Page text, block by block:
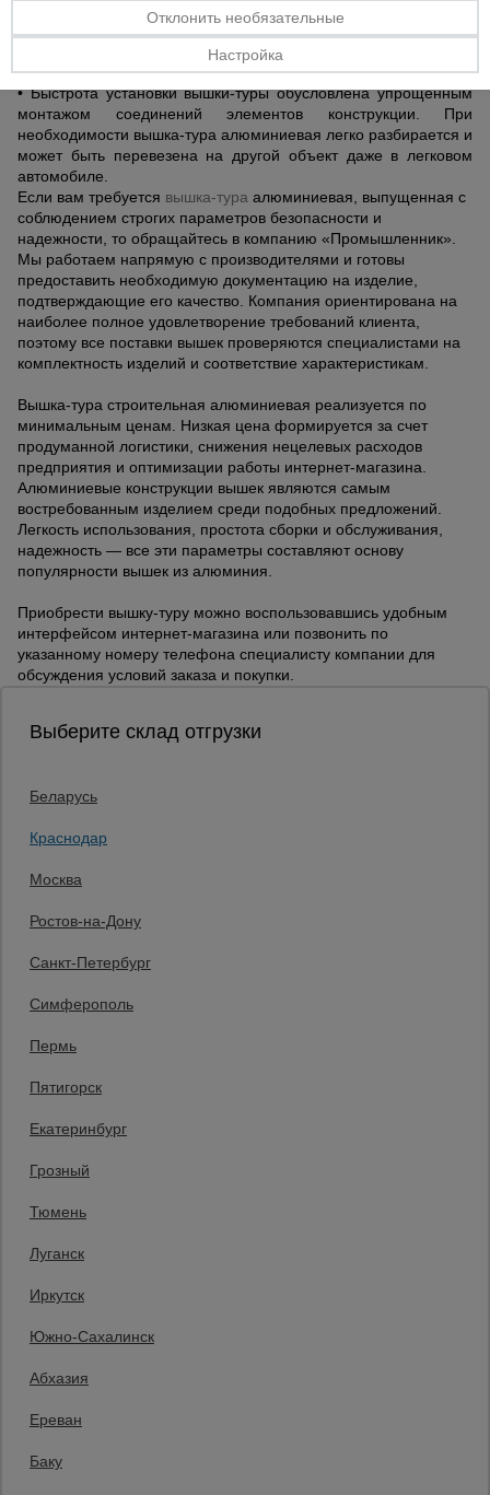
отсутствие опасных для рабочих колебаний конструкции.
Обширная платформа позволяет складировать необходимый
в работе инструмент и материалы. При этом устойчивость
конструкции сохраняется на высоком прежнем уровне;
• Быстрота установки вышки-туры обусловлена упрощенным
монтажом соединений элементов конструкции. При
необходимости вышка-тура алюминиевая легко разбирается и
может быть перевезена на другой объект даже в легковом
автомобиле.
Если вам требуется вышка-тура алюминиевая, выпущенная с
соблюдением строгих параметров безопасности и
надежности, то обращайтесь в компанию «Промышленник».
Мы работаем напрямую с производителями и готовы
предоставить необходимую документацию на изделие,
подтверждающие его качество. Компания ориентирована на
наиболее полное удовлетворение требований клиента,
поэтому все поставки вышек проверяются специалистами на
комплектность изделий и соответствие характеристикам.
Вышка-тура строительная алюминиевая реализуется по
минимальным ценам. Низкая цена формируется за счет
продуманной логистики, снижения нецелевых расходов
предприятия и оптимизации работы интернет-магазина.
Алюминиевые конструкции вышек являются самым
востребованным изделием среди подобных предложений.
Легкость использования, простота сборки и обслуживания,
надежность — все эти параметры составляют основу
популярности вышек из алюминия.
Приобрести вышку-туру можно воспользовавшись удобным
интерфейсом интернет-магазина или позвонить по
указанному номеру телефона специалисту компании для
обсуждения условий заказа и покупки.
Выберите склад отгрузки
Беларусь
Краснодар
Москва
Ростов-на-Дону
Санкт-Петербург
Симферополь
Пермь
Пятигорск
Екатеринбург
Грозный
Тюмень
Луганск
Иркутск
Южно-Сахалинск
Абхазия
Ереван
Баку
Тепловые
пушки
Металл и
металлообработка
О компании
Франшиза
Контакты
Защитные конструкции
Заказать звонок
бесплатно по России
+7 (861) 225-00-90
Заказать звонок
Пн-Пт: с 8:00 до 17:00,
Мы в социальных сетях:
«Промышленник» Продажа строительных конструкций и другого
Отклонить необязательные
Настройка